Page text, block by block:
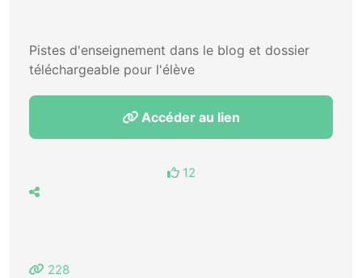
Pistes d'enseignement dans le blog et dossier
téléchargeable pour l'élève
Accéder au lien
12
228